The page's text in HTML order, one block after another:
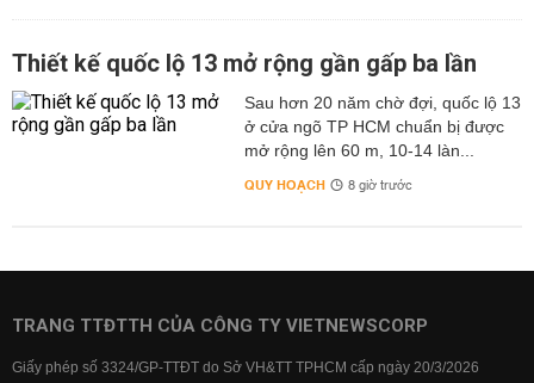
Thiết kế quốc lộ 13 mở rộng gần gấp ba lần
Sau hơn 20 năm chờ đợi, quốc lộ 13
ở cửa ngõ TP HCM chuẩn bị được
mở rộng lên 60 m, 10-14 làn...
QUY HOẠCH 8 giờ trước
TRANG TTĐTTH CỦA CÔNG TY VIETNEWSCORP
Giấy phép số 3324/GP-TTĐT do Sở VH&TT TPHCM cấp ngày 20/3/2026